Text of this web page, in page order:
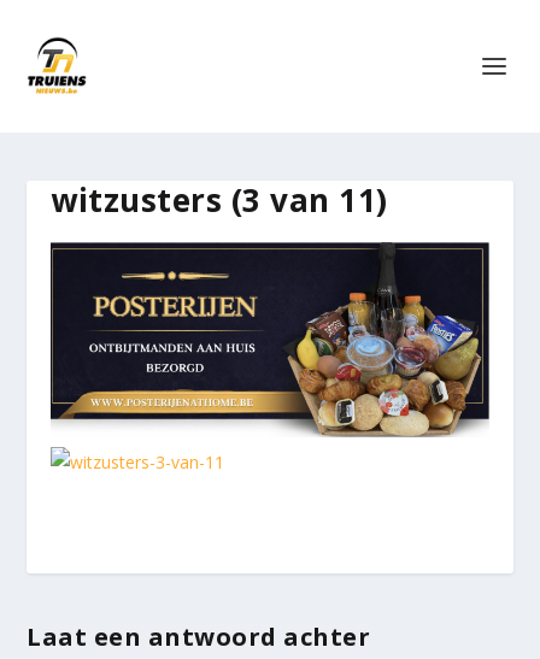
witzusters (3 van 11)
Laat een antwoord achter